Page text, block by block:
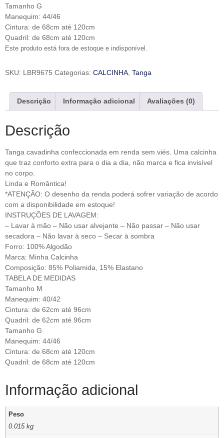
Tamanho G
Manequim: 44/46
Cintura: de 68cm até 120cm
Quadril: de 68cm até 120cm
Este produto está fora de estoque e indisponível.
SKU: LBR9675 Categorias: CALCINHA Tanga
Descrição Informação adicional Avaliações (0)
Descrição
Tanga cavadinha confeccionada em renda sem viés. Uma calcinha
que traz conforto extra para o dia a dia, não marca e fica invisível
no corpo.
Linda e Romântica!
*ATENÇÃO: O desenho da renda poderá sofrer variação de acordo
com a disponibilidade em estoque!
INSTRUÇÕES DE LAVAGEM:
– Lavar à mão – Não usar alvejante – Não passar – Não usar
secadora – Não lavar à seco – Secar à sombra
Forro: 100% Algodão
Marca: Minha Calcinha
Composição: 85% Poliamida, 15% Elastano
TABELA DE MEDIDAS
Tamanho M
Manequim: 40/42
Cintura: de 62cm até 96cm
Quadril: de 62cm até 96cm
Tamanho G
Manequim: 44/46
Cintura: de 68cm até 120cm
Quadril: de 68cm até 120cm
Informação adicional
Peso
0.015 kg